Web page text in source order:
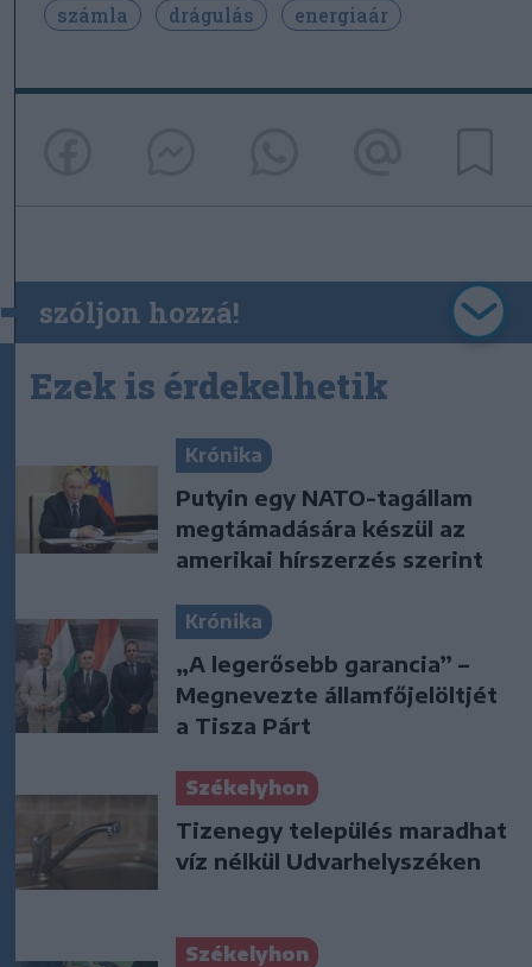
számla
drágulás energiaár
szóljon hozzá!
Ezek is érdekelhetik
Krónika
Putyin egy NATO-tagállam
megtámadására készül az
amerikai hírszerzés szerint
Krónika
„A legerősebb garancia” –
Megnevezte államfőjelöltjét
a Tisza Párt
Székelyhon
Tizenegy település maradhat
víz nélkül Udvarhelyszéken
Székelyhon